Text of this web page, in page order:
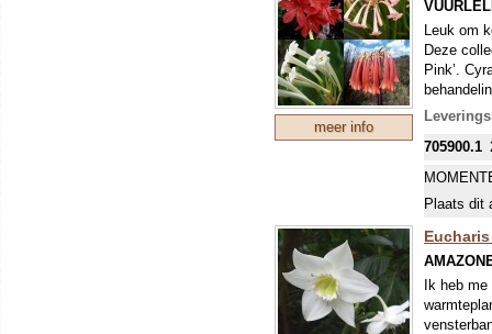
meer info
Leuk om
Deze
Pink’.
705900.1
Plaats dit
Ik heb me